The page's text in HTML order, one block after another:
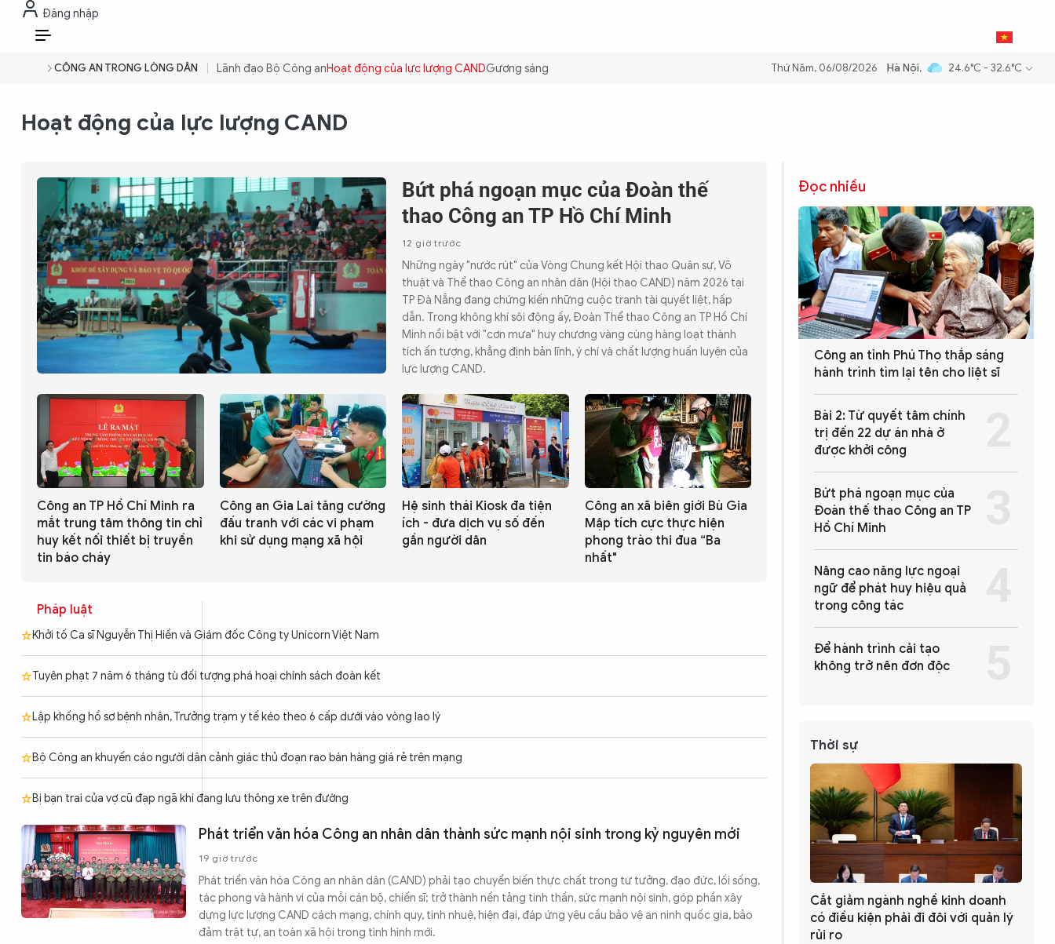
Đăng nhập
CÔNG AN TRONG LÒNG DÂN
XÃ HỘI
PHÁP LUẬT
CÔNG NGHỆ
QUỐC TẾ
VĂN HÓA - THỂ THAO
BẠN ĐỌC & CAND
eMagazine
Video Ảnh
Infographic
Chuyên trangAn ninh thế giớiVăn nghệ Công an
Chuyên đề
CÔNG AN TRONG LÒNG DÂN Lãnh đạo Bộ Công anHoạt động của lực lượng CANDGương sáng Thứ Năm, 06/08/2026 Hà Nội, 24.6°C - 32.6°C
Hoạt động của lực lượng CAND
Bứt phá ngoạn mục của Đoàn thế
thao Công an TP Hồ Chí Minh
12 giờ trước
Những ngày "nước rút" của Vòng Chung kết Hội thao Quân sự, Võ
thuật và Thể thao Công an nhân dân (Hội thao CAND) năm 2026 tại
TP Đà Nẵng đang chứng kiến những cuộc tranh tài quyết liệt, hấp
dẫn. Trong không khí sôi động ấy, Đoàn Thể thao Công an TP Hồ Chí
Minh nổi bật với "cơn mưa" huy chương vàng cùng hàng loạt thành
tích ấn tượng, khẳng định bản lĩnh, ý chí và chất lượng huấn luyện của
lực lượng CAND.
Công an TP Hồ Chí Minh ra
mắt trung tâm thông tin chỉ
huy kết nối thiết bị truyền
tin báo cháy
Công an Gia Lai tăng cường
đấu tranh với các vi phạm
khi sử dụng mạng xã hội
Hệ sinh thái Kiosk đa tiện
ích - đưa dịch vụ số đến
gần người dân
Công an xã biên giới Bù Gia
Mập tích cực thực hiện
phong trào thi đua “Ba
nhất"
Pháp luật
Khởi tố Ca sĩ Nguyễn Thị Hiền và Giám đốc Công ty Unicorn Việt Nam
Tuyên phạt 7 năm 6 tháng tù đối tượng phá hoại chính sách đoàn kết
Lập khống hồ sơ bệnh nhân, Trưởng trạm y tế kéo theo 6 cấp dưới vào vòng lao lý
Bộ Công an khuyến cáo người dân cảnh giác thủ đoạn rao bán hàng giá rẻ trên mạng
Bị bạn trai của vợ cũ đạp ngã khi đang lưu thông xe trên đường
Phát triển văn hóa Công an nhân dân thành sức mạnh nội sinh trong kỷ nguyên mới
19 giờ trước
Phát triển văn hóa Công an nhân dân (CAND) phải tạo chuyển biến thực chất trong tư tưởng, đạo đức, lối sống,
tác phong và hành vi của mỗi cán bộ, chiến sĩ; trở thành nền tảng tinh thần, sức mạnh nội sinh, góp phần xây
dựng lực lượng CAND cách mạng, chính quy, tinh nhuệ, hiện đại, đáp ứng yêu cầu bảo vệ an ninh quốc gia, bảo
đảm trật tự, an toàn xã hội trong tình hình mới.
Đọc nhiều
Công an tỉnh Phú Thọ thắp sáng
hành trình tìm lại tên cho liệt sĩ
Bài 2: Từ quyết tâm chính
trị đến 22 dự án nhà ở
được khởi công
Bứt phá ngoạn mục của
Đoàn thế thao Công an TP
Hồ Chí Minh
Nâng cao năng lực ngoại
ngữ để phát huy hiệu quả
trong công tác
Để hành trình cải tạo
không trở nên đơn độc
Thời sự
Cắt giảm ngành nghề kinh doanh
có điều kiện phải đi đôi với quản lý
rủi ro